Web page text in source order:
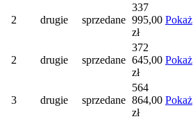
2 drugie sprzedane
337
995,00
zł
Pokaż
2 drugie sprzedane
372
645,00
zł
Pokaż
3 drugie sprzedane
564
864,00
zł
Pokaż